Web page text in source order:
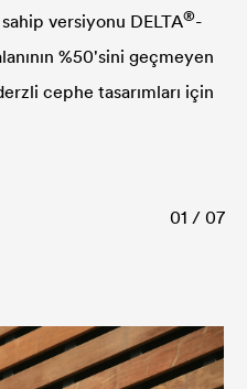
sahip versiyonu DELTA®-
%50'sini geçmeyen
cephe tasarımları için
01 / 07